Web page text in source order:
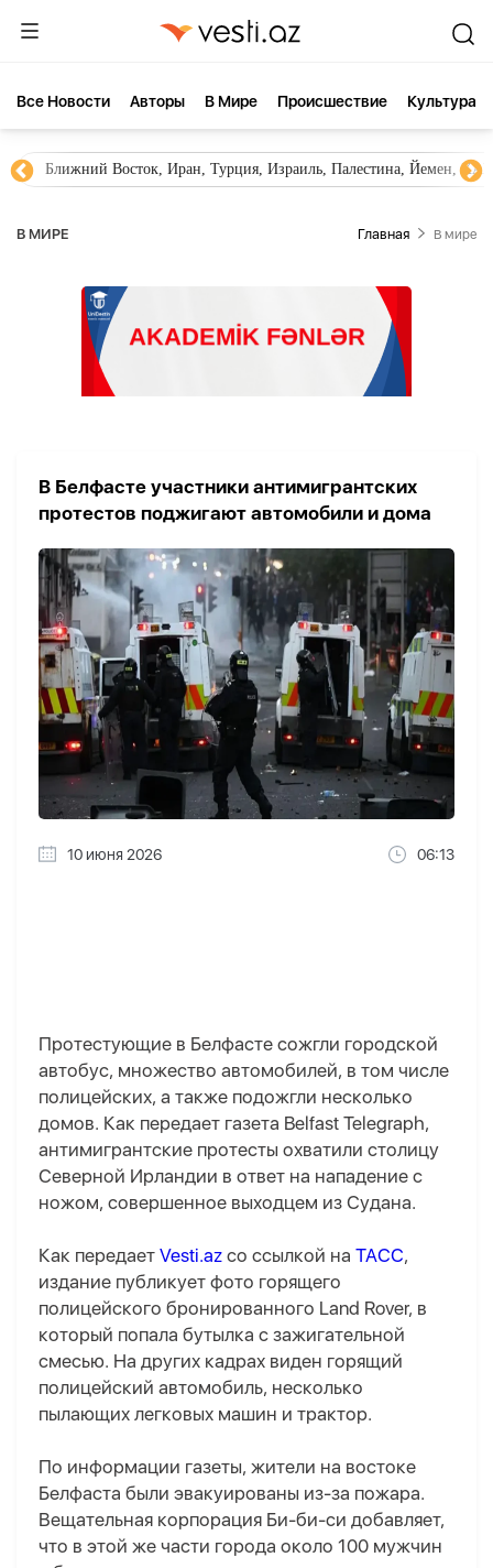
Все Новости Aвторы В Мире Происшествие Культура
Ближний Восток, Иран, Турция, Израиль, Палестина, Йемен,
В МИРЕ Главная В мире
В Белфасте участники антимигрантских
протестов поджигают автомобили и дома
10 июня 2026 06:13
Протестующие в Белфасте сожгли городской
автобус, множество автомобилей, в том числе
полицейских, а также подожгли несколько
домов. Как передает газета Belfast Telegraph,
антимигрантские протесты охватили столицу
Северной Ирландии в ответ на нападение с
ножом, совершенное выходцем из Судана.
Как передает Vesti.az со ссылкой на ТАСС,
издание публикует фото горящего
полицейского бронированного Land Rover, в
который попала бутылка с зажигательной
смесью. На других кадрах виден горящий
полицейский автомобиль, несколько
пылающих легковых машин и трактор.
По информации газеты, жители на востоке
Белфаста были эвакуированы из-за пожара.
Вещательная корпорация Би-би-си добавляет,
что в этой же части города около 100 мужчин